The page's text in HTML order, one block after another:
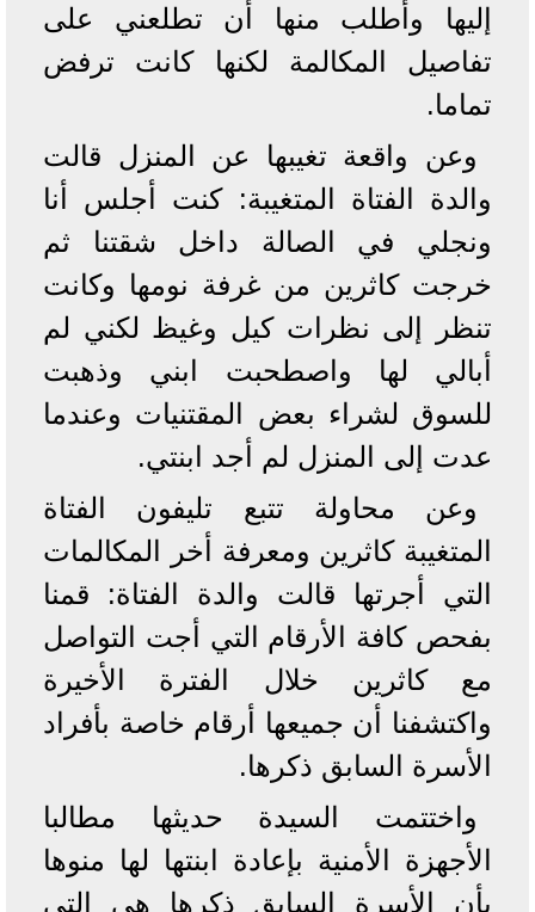
إليها وأطلب منها أن تطلعني على
تفاصيل المكالمة لكنها كانت ترفض
تماما.
وعن واقعة تغيبها عن المنزل قالت
والدة الفتاة المتغيبة: كنت أجلس أنا
ونجلي في الصالة داخل شقتنا ثم
خرجت كاثرين من غرفة نومها وكانت
تنظر إلى نظرات كيل وغيظ لكني لم
أبالي لها واصطحبت ابني وذهبت
للسوق لشراء بعض المقتنيات وعندما
عدت إلى المنزل لم أجد ابنتي.
وعن محاولة تتبع تليفون الفتاة
المتغيبة كاثرين ومعرفة أخر المكالمات
التي أجرتها قالت والدة الفتاة: قمنا
بفحص كافة الأرقام التي أجت التواصل
مع كاثرين خلال الفترة الأخيرة
واكتشفنا أن جميعها أرقام خاصة بأفراد
الأسرة السابق ذكرها.
واختتمت السيدة حديثها مطالبا
الأجهزة الأمنية بإعادة ابنتها لها منوها
بأن الأسرة السابق ذكرها هي التي